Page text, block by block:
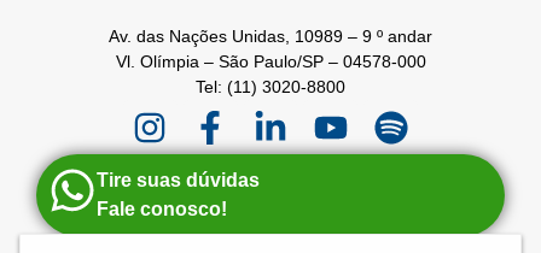
Av. das Nações Unidas, 10989 – 9 º andar
Vl. Olímpia – São Paulo/SP – 04578-000
Tel: (11) 3020-8800
Tire suas dúvidas
Fale conosco!